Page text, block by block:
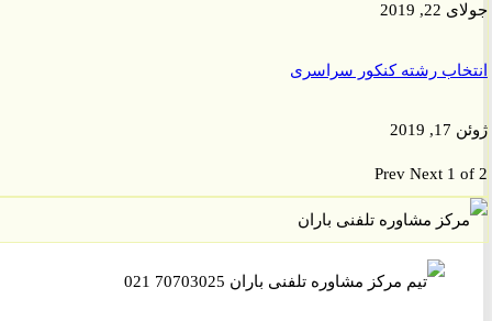
2019
رشته کنکور سراسری
PrevNext 1